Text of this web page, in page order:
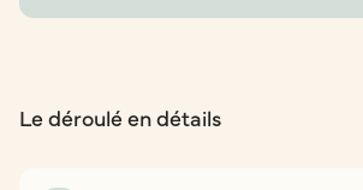
Le déroulé en détails